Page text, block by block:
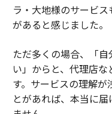
ラ・大地様のサービ
があると感じました。
ただ多くの場合、「
い」からと、代理店
す。サービスの理解
とがあれば、本当に